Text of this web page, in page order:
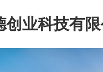
创业科技有